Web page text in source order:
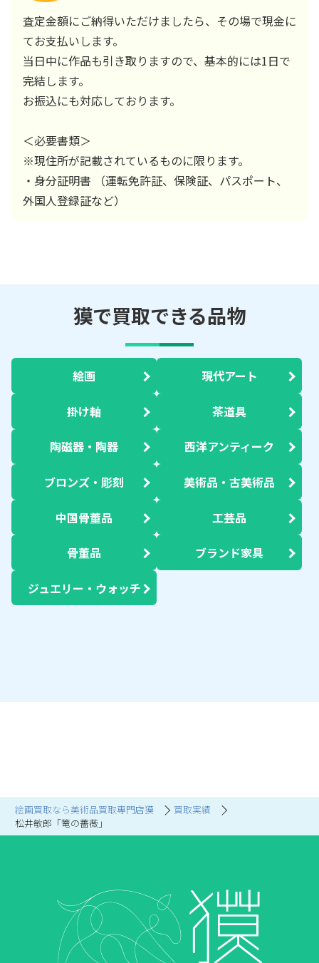
絵画買取なら美術品買取専門店獏
買取実績
松井敏郎「篭の薔薇」
査定金額にご納得いただけましたら、その場で現金に
てお支払いします。
当日中に作品も引き取りますので、基本的には1日で
完結します。
お振込にも対応しております。
＜必要書類＞
※現住所が記載されているものに限ります。
・身分証明書 （運転免許証、保険証、パスポート、
外国人登録証など）
獏で買取できる品物
絵画 現代アート
掛け軸 茶道具
陶磁器・陶器 西洋アンティーク
ブロンズ・彫刻 美術品・古美術品
中国骨董品 工芸品
骨董品 ブランド家具
ジュエリー・ウォッチ